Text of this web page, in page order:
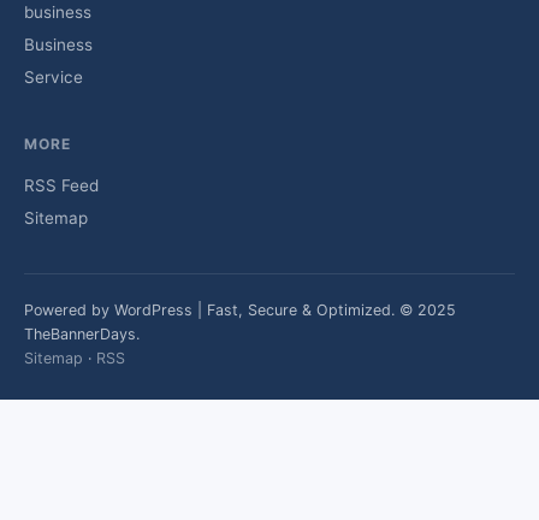
business
Business
Service
MORE
RSS Feed
Sitemap
Powered by WordPress | Fast, Secure & Optimized. © 2025
TheBannerDays.
Sitemap · RSS